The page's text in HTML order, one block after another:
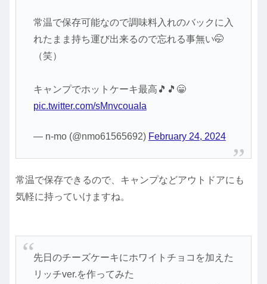
常温で保存可能なので調味料入れのバックに入
れたまま持ち運び出来るので忘れる事無い🤭
（笑）
キャンプでホットケーキ最高🎵🎵😁
pic.twitter.com/sMnvcouaIa
— n-mo (@nmo61565692) February 24, 2024
常温で保存できるので、キャンプなどアウトドアにも
気軽に持っていけますね。
先日のチーズケーキにホワイトチョコを加えた
リッチver.を作ってみた